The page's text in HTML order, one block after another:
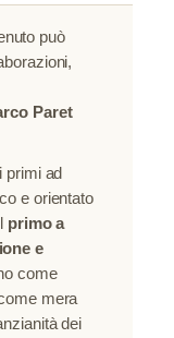
può
Paret
ad
e orientato
primo a
e
come
mera
dei